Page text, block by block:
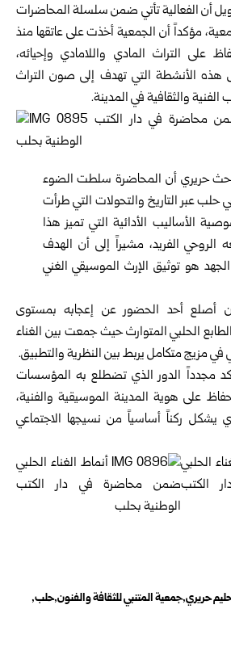
أن الفعالية تأتي ضمن سلسلة المحاضرات
مؤكداً أن الجمعية أخذت على عاتقها منذ
على التراث المادي واللامادي وإحيائه،
هذه الأنشطة التي تهدف إلى صون التراث
الفنية والثقافية في المدينة.
حريري أن المحاضرة سلطت الضوء
حلب عبر التاريخ والتحولات التي طرأت
الأساليب الأدائية التي تميز هذا
الروحي الفريد، مشيراً إلى أن الهدف
هو توثيق الإرث الموسيقي الغني
أصلع أحد الحضور عن إعجابه بمستوى
الحلبي المتوارث حيث جمعت بين الغناء
في مزيج متكامل يربط بين النظرية والتطبيق.
مجدداً الدور الذي تضطلع به المؤسسات
على هوية المدينة الموسيقية والفنية،
يشكل ركناً أساسياً من نسيجها الاجتماعي
حريري جمعية المتنبي للثقافة والفنون حلب